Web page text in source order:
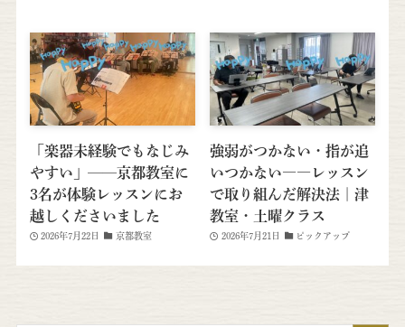
「楽器未経験でもなじみ
やすい」──京都教室に
3名が体験レッスンにお
越しくださいました
2026年7月22日 京都教室
強弱がつかない・指が追
いつかない――レッスン
で取り組んだ解決法｜津
教室・土曜クラス
2026年7月21日 ピックアップ